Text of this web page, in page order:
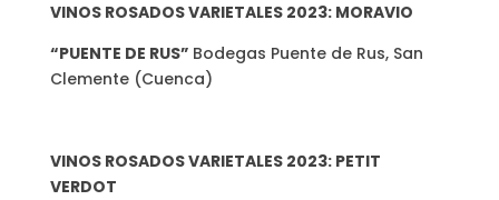
VINOS ROSADOS VARIETALES 2023: MORAVIO
“PUENTE DE RUS” Bodegas Puente de Rus, San
Clemente (Cuenca)
VINOS ROSADOS VARIETALES 2023: PETIT
VERDOT